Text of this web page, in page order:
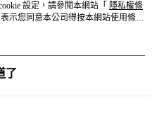
設定，請參閱本網站「 隱私權條
示您同意本公司得按本網站使用條款
了